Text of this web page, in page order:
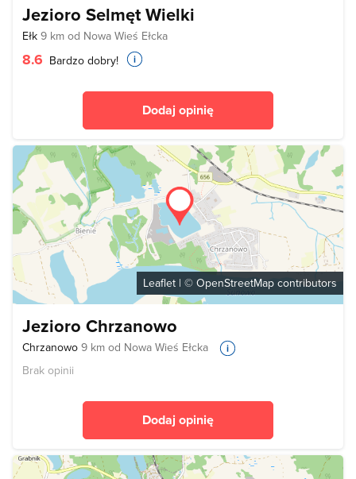
Jezioro Selmęt Wielki
Ełk 9 km od Nowa Wieś Ełcka
8.6 Bardzo dobry!
Dodaj opinię
Leaflet | © OpenStreetMap contributors
Jezioro Chrzanowo
Chrzanowo 9 km od Nowa Wieś Ełcka
Brak opinii
Dodaj opinię